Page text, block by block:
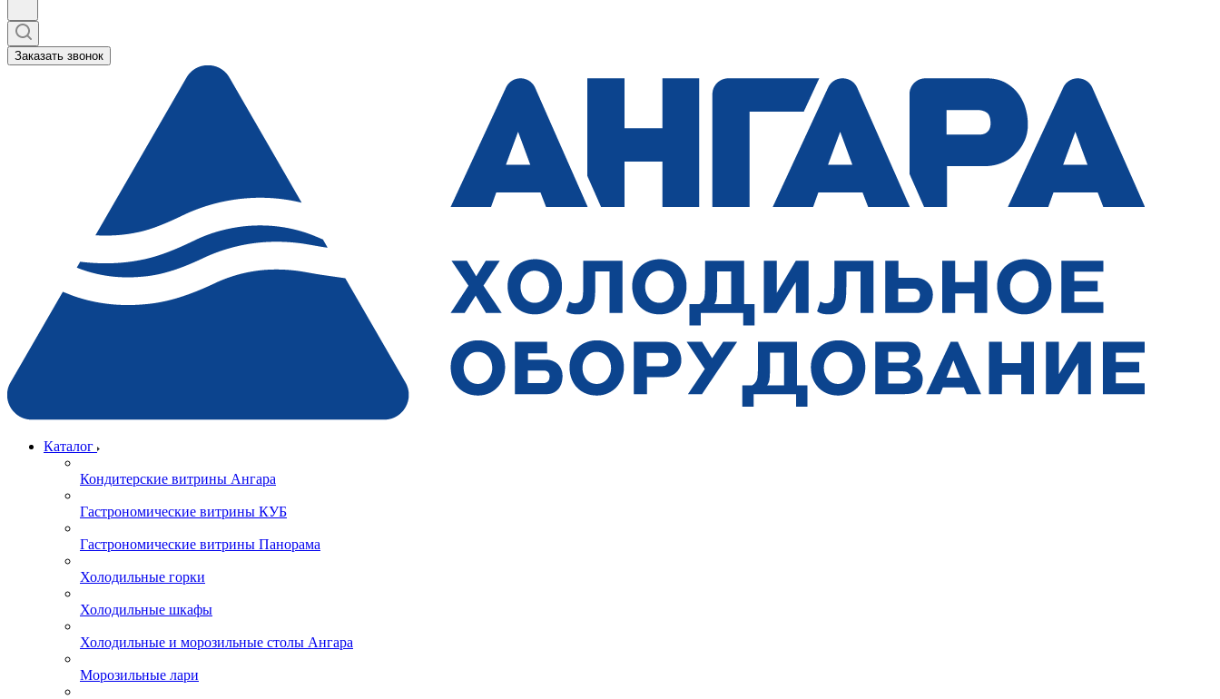
Заказать звонок
Каталог
Кондитерские витрины Ангара
Гастрономические витрины КУБ
Гастрономические витрины Панорама
Холодильные горки
Холодильные шкафы
Холодильные и морозильные столы Ангара
Морозильные лари